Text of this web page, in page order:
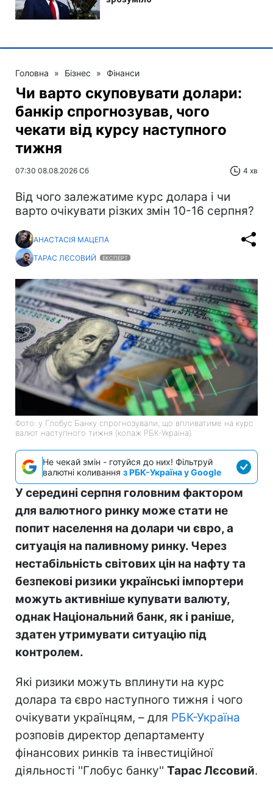
Головна » Бізнес » Фінанси
Чи варто скуповувати долари:
банкір спрогнозував, чого
чекати від курсу наступного
тижня
07:30 08.08.2026 Сб 4 хв
Від чого залежатиме курс долара і чи
варто очікувати різких змін 10-16 серпня?
АНАСТАСІЯ МАЦЕПА
ТАРАС ЛЄСОВИЙ
ЕКСПЕРТ
Фото: у Глобус Банку спрогнозували, що впливатиме на курс
валют наступного тижня (колаж РБК-Україна)
Не чекай змін - готуйся до них! Фільтруй
валютні коливання з РБК-Україна у Google
У середині серпня головним фактором
для валютного ринку може стати не
попит населення на долари чи євро, а
ситуація на паливному ринку. Через
нестабільність світових цін на нафту та
безпекові ризики українські імпортери
можуть активніше купувати валюту,
однак Національний банк, як і раніше,
здатен утримувати ситуацію під
контролем.
Які ризики можуть вплинути на курс
долара та євро наступного тижня і чого
очікувати українцям, – для РБК-Україна
розповів директор департаменту
фінансових ринків та інвестиційної
діяльності ''Глобус банку'' Тарас Лєсовий.